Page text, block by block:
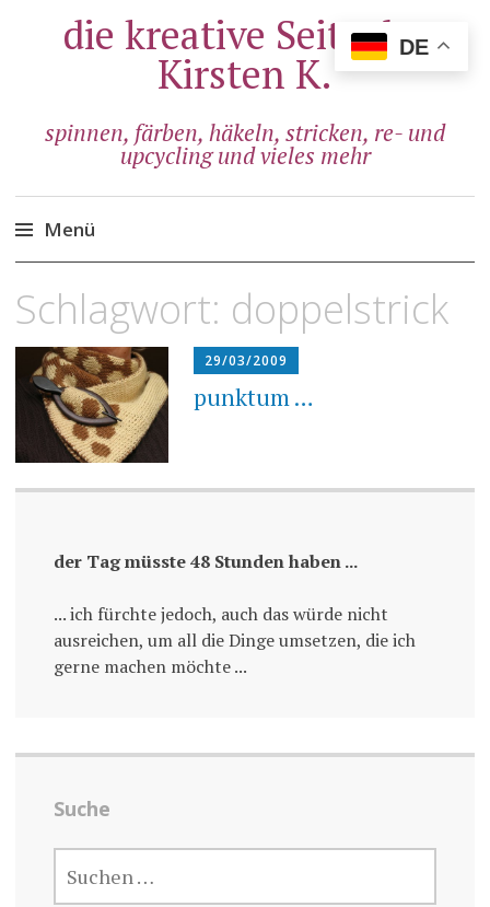
die kreative Seite der
Kirsten K.
spinnen, färben, häkeln, stricken, re- und
upcycling und vieles mehr
Menü
Inhalt
Schlagwort: doppelstrick
29/03/2009
punktum …
der Tag müsste 48 Stunden haben ...
... ich fürchte jedoch, auch das würde nicht
ausreichen, um all die Dinge umsetzen, die ich
gerne machen möchte ...
Suche
NACH:
DE